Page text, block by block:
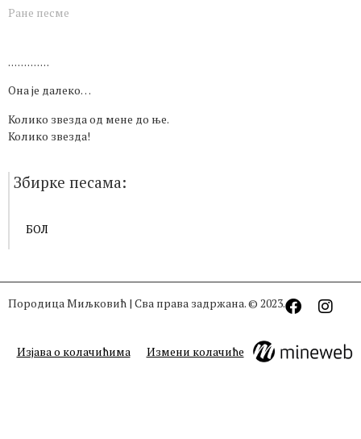
Ране песме
. . . . . . . . . . . . .
Она је далеко…
Колико звезда од мене до ње.
Колико звезда!
Збирке песама:
БОЛ
Породица Миљковић | Сва права задржана. © 2023.
Изјава о колачићима Измени колачиће